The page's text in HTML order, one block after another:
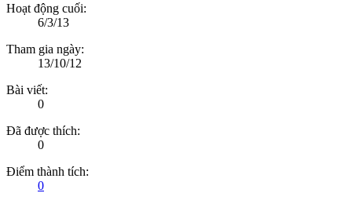
Hoạt động cuối:
6/3/13
Tham gia ngày:
13/10/12
Bài viết:
0
Đã được thích:
0
Điểm thành tích:
0